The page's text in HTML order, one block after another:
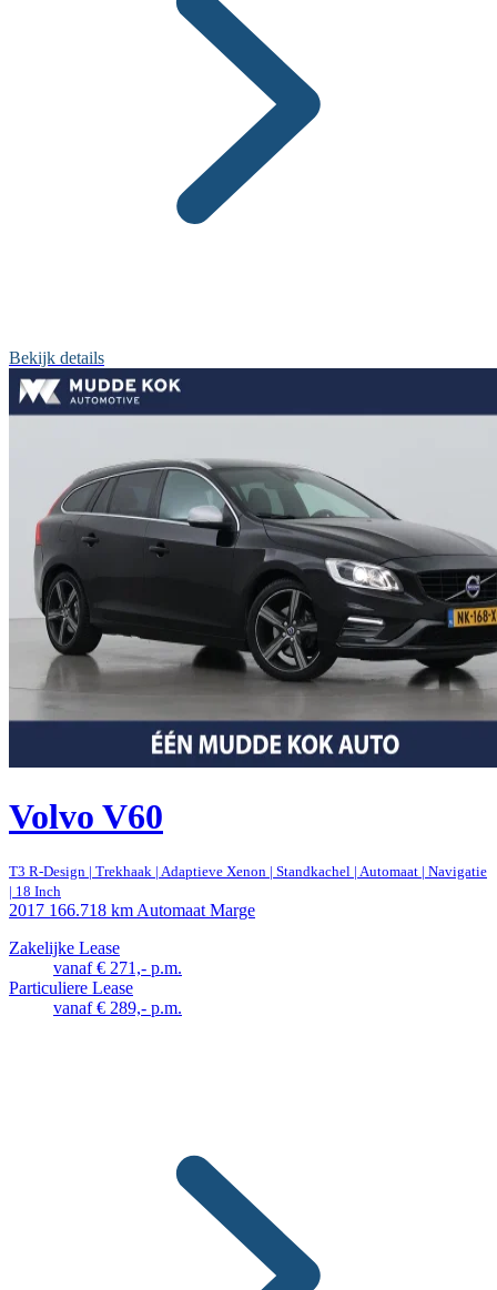
Bekijk details
Volvo V60
T3 R-Design | Trekhaak | Adaptieve Xenon | Standkachel | Automaat | Navigatie
| 18 Inch
2017 166.718 km Automaat Marge
Zakelijke Lease
vanaf € 271,- p.m.
Particuliere Lease
vanaf € 289,- p.m.